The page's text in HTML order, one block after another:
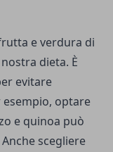
e verdura di
dieta. È
evitare
esempio, optare
e quinoa può
scegliere